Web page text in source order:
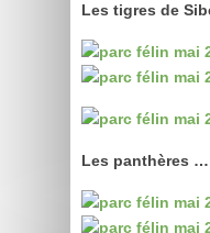
Les tigres de
Les panthères …